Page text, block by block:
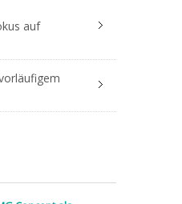
auf